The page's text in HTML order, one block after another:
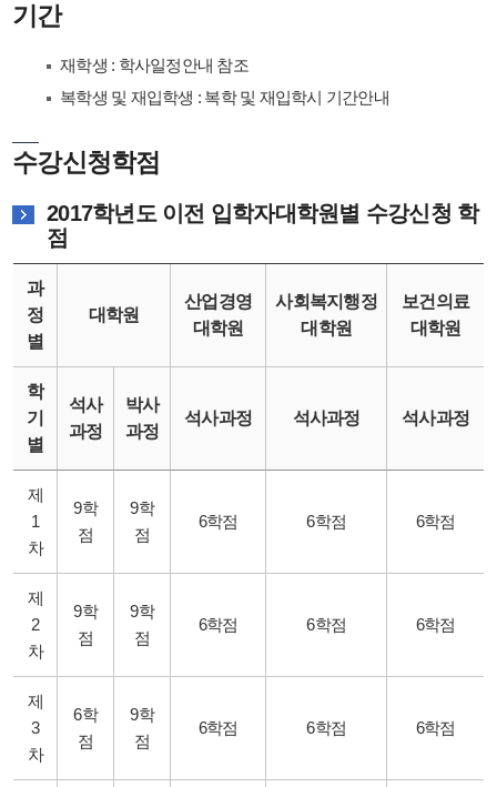
기간
재학생 : 학사일정안내 참조
복학생 및 재입학생 : 복학 및 재입학시 기간안내
수강신청학점
2017학년도 이전 입학자대학원별 수강신청 학
점
과
정
별
대학원
산업경영
대학원
사회복지행정
대학원
보건의료
대학원
학
기
별
석사
과정
박사
과정
석사과정 석사과정 석사과정
제
1
차
9학
점
9학
점
6학점 6학점 6학점
제
2
차
9학
점
9학
점
6학점 6학점 6학점
제
3
차
6학
점
9학
점
6학점 6학점 6학점